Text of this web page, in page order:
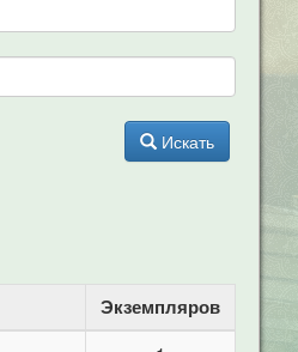
Искать
Экземпляров